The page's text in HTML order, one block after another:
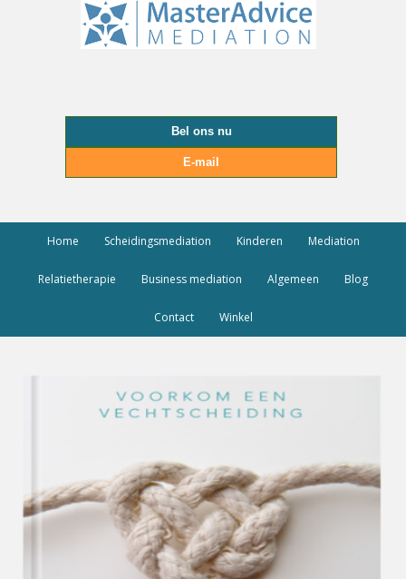
Bel ons nu
E-mail
Home Scheidingsmediation Kinderen Mediation
Relatietherapie Business mediation Algemeen Blog
Contact Winkel